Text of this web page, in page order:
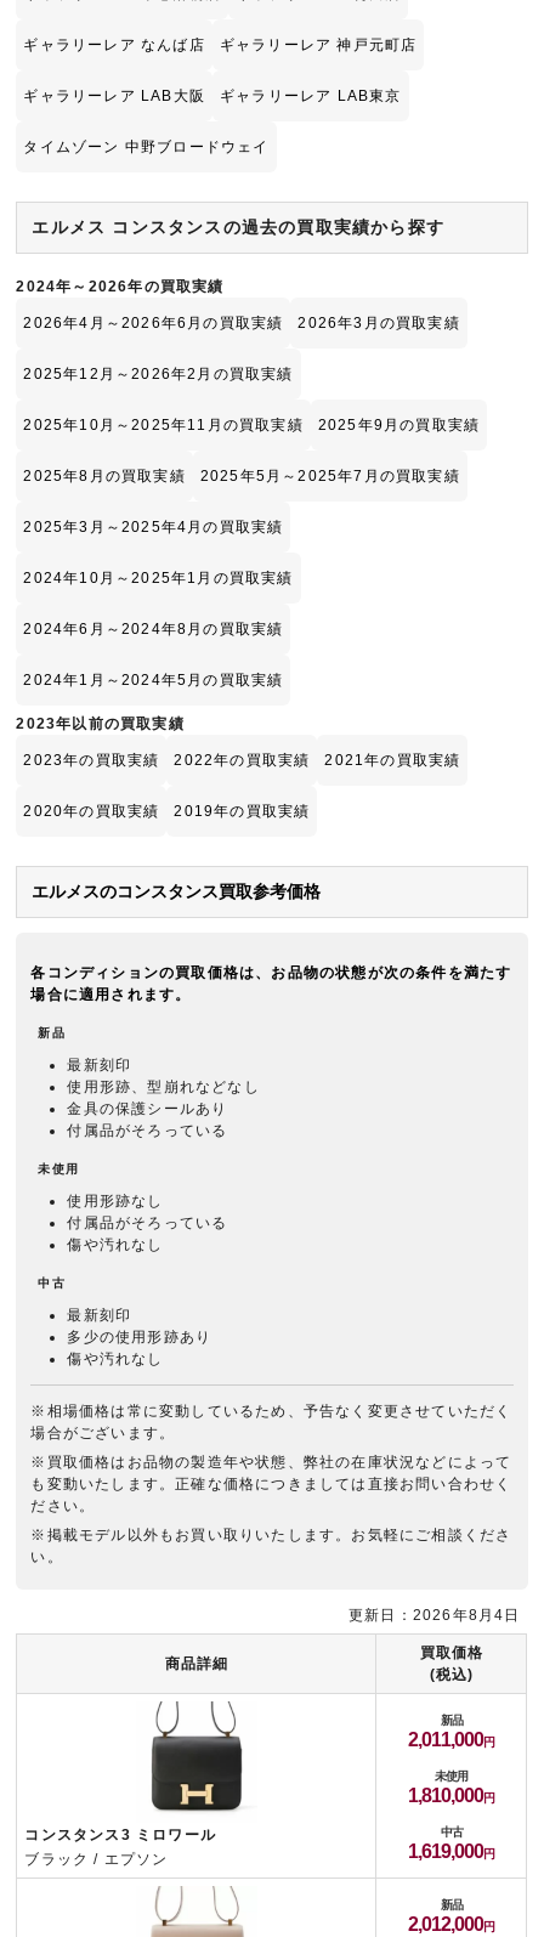
ギャラリーレア なんば店 ギャラリーレア 神戸元町店
ギャラリーレア LAB大阪 ギャラリーレア LAB東京
タイムゾーン 中野ブロードウェイ
エルメス コンスタンスの過去の買取実績から探す
2024年～2026年の買取実績
2026年4月～2026年6月の買取実績 2026年3月の買取実績
2025年12月～2026年2月の買取実績
2025年10月～2025年11月の買取実績 2025年9月の買取実績
2025年8月の買取実績 2025年5月～2025年7月の買取実績
2025年3月～2025年4月の買取実績
2024年10月～2025年1月の買取実績
2024年6月～2024年8月の買取実績
2024年1月～2024年5月の買取実績
2023年以前の買取実績
2023年の買取実績 2022年の買取実績 2021年の買取実績
2020年の買取実績 2019年の買取実績
エルメスのコンスタンス買取参考価格
各コンディションの買取価格は、お品物の状態が次の条件を満たす
場合に適用されます。
新品
最新刻印
使用形跡、型崩れなどなし
金具の保護シールあり
付属品がそろっている
未使用
使用形跡なし
付属品がそろっている
傷や汚れなし
中古
最新刻印
多少の使用形跡あり
傷や汚れなし
※相場価格は常に変動しているため、予告なく変更させていただく
場合がございます。
※買取価格はお品物の製造年や状態、弊社の在庫状況などによって
も変動いたします。正確な価格につきましては直接お問い合わせく
ださい。
※掲載モデル以外もお買い取りいたします。お気軽にご相談くださ
い。
商品詳細
買取価格
(税込)
コンスタンス3 ミロワール
ブラック / エプソン
新品
2,011,000
未使用
1,810,000
中古
1,619,000
新品
2,012,000
更新日：2026年8月4日